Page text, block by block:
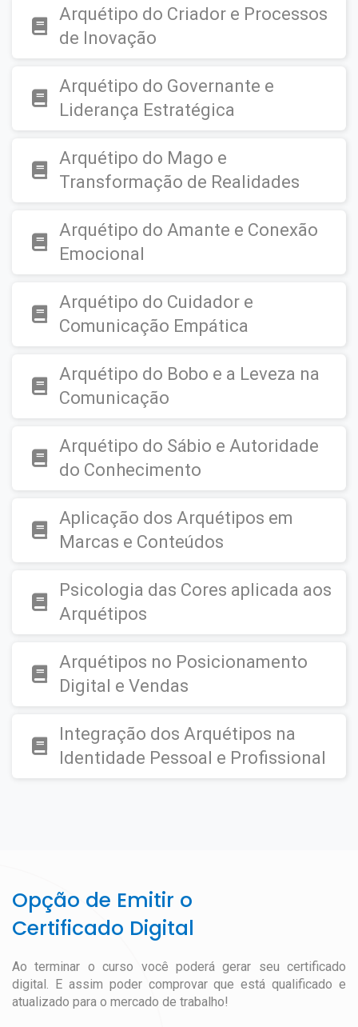
Arquétipo do Criador e Processos
de Inovação
Arquétipo do Governante e
Liderança Estratégica
Arquétipo do Mago e
Transformação de Realidades
Arquétipo do Amante e Conexão
Emocional
Arquétipo do Cuidador e
Comunicação Empática
Arquétipo do Bobo e a Leveza na
Comunicação
Arquétipo do Sábio e Autoridade
do Conhecimento
Aplicação dos Arquétipos em
Marcas e Conteúdos
Psicologia das Cores aplicada aos
Arquétipos
Arquétipos no Posicionamento
Digital e Vendas
Integração dos Arquétipos na
Identidade Pessoal e Profissional
Opção de Emitir o
Certificado Digital
Ao terminar o curso você poderá gerar seu certificado
digital. E assim poder comprovar que está qualificado e
atualizado para o mercado de trabalho!